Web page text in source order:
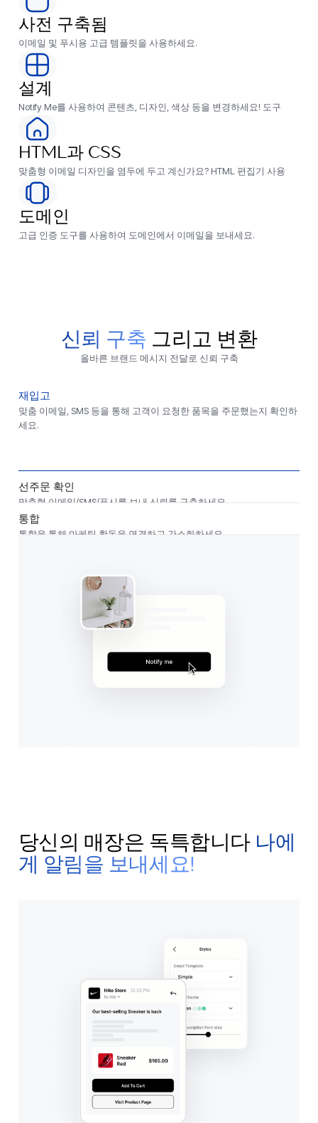
사전 구축됨
이메일 및 푸시용 고급 템플릿을 사용하세요.
설계
Notify Me를 사용하여 콘텐츠, 디자인, 색상 등을 변경하세요! 도구
HTML과 CSS
맞춤형 이메일 디자인을 염두에 두고 계신가요? HTML 편집기 사용
도메인
고급 인증 도구를 사용하여 도메인에서 이메일을 보내세요.
신뢰 구축 그리고 변환
올바른 브랜드 메시지 전달로 신뢰 구축
재입고
맞춤 이메일, SMS 등을 통해 고객이 요청한 품목을 주문했는지 확인하
세요.
선주문 확인
맞춤형 이메일/SMS/푸시를 보내 신뢰를 구축하세요.
통합
통합을 통해 마케팅 활동을 연결하고 간소화하세요
당신의 매장은 독특합니다 나에
게 알림을 보내세요!